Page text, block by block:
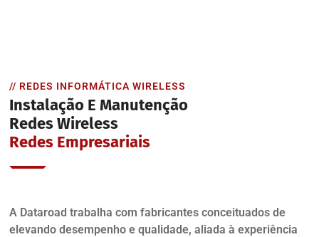
// REDES INFORMÁTICA WIRELESS
Instalação E Manutenção
Redes Wireless
Redes Empresariais
A Dataroad trabalha com fabricantes conceituados de
elevando desempenho e qualidade, aliada à experiência